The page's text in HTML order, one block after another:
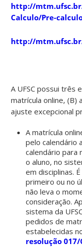
http://
Calculo/Pre-
http://
A UFSC possui três
matrícula online, (B)
ajuste excepcional
A matrícula
pelo calendário
calendário para
o aluno, no
em disciplinas.
primeiro ou no
não leva o
consideração.
sistema da
pedidos de
estabelecidas
resolução 017/